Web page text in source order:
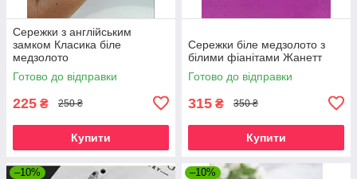
Сережки з англійським
замком Класика біле
медзолото
Готово до відправки
225 ₴ 250 ₴
Купити
Сережки біле медзолото з
білими фіанітами Жанетт
Готово до відправки
315 ₴ 350 ₴
Купити
–10% –10%